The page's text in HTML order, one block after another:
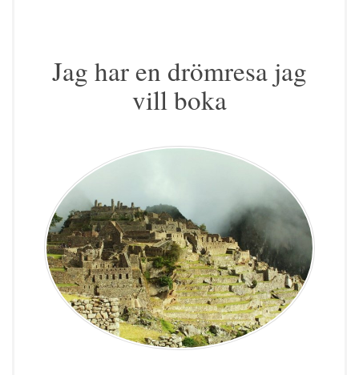
Jag har en drömresa jag
vill boka